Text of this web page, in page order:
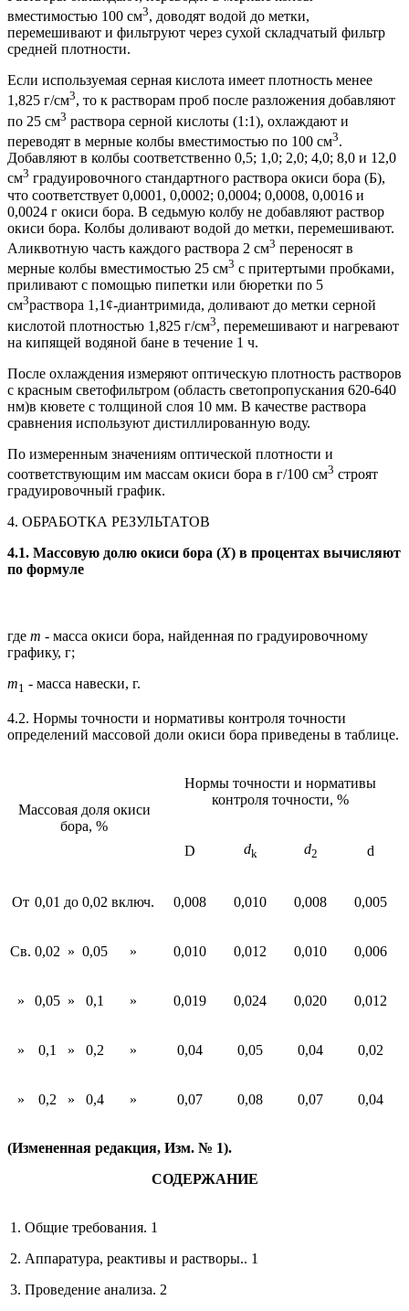
вместимостью 100 см3, доводят водой до метки,
перемешивают и фильтруют через сухой складчатый фильтр
средней плотности.
Если используемая серная кислота имеет плотность менее
1,825 г/см3, то к растворам проб после разложения добавляют
по 25 см3 раствора серной кислоты (1:1), охлаждают и
переводят в мерные колбы вместимостью по 100 см3.
Добавляют в колбы соответственно 0,5; 1,0; 2,0; 4,0; 8,0 и 12,0
см3 градуировочного стандартного раствора окиси бора (Б),
что соответствует 0,0001, 0,0002; 0,0004; 0,0008, 0,0016 и
0,0024 г окиси бора. В седьмую колбу не добавляют раствор
окиси бора. Колбы доливают водой до метки, перемешивают.
Аликвотную часть каждого раствора 2 см3 переносят в
мерные колбы вместимостью 25 см3 с притертыми пробками,
приливают с помощью пипетки или бюретки по 5
см3раствора 1,1¢-диантримида, доливают до метки серной
кислотой плотностью 1,825 г/см3, перемешивают и нагревают
на кипящей водяной бане в течение 1 ч.
После охлаждения измеряют оптическую плотность растворов
с красным светофильтром (область светопропускания 620-640
нм)в кювете с толщиной слоя 10 мм. В качестве раствора
сравнения используют дистиллированную воду.
По измеренным значениям оптической плотности и
соответствующим им массам окиси бора в г/100 см3 строят
градуировочный график.
4. ОБРАБОТКА РЕЗУЛЬТАТОВ
4.1. Массовую долю окиси бора (X) в процентах вычисляют
по формуле
где т - масса окиси бора, найденная по градуировочному
графику, г;
т1 - масса навески, г.
4.2. Нормы точности и нормативы контроля точности
определений массовой доли окиси бора приведены в таблице.
Массовая доля окиси
бора, %
Нормы точности и нормативы
контроля точности, %
D dk d2 d
От 0,01 до 0,02 включ. 0,008 0,010 0,008 0,005
Св. 0,02 » 0,05 » 0,010 0,012 0,010 0,006
» 0,05 » 0,1 » 0,019 0,024 0,020 0,012
» 0,1 » 0,2 » 0,04 0,05 0,04 0,02
» 0,2 » 0,4 » 0,07 0,08 0,07 0,04
(Измененная редакция, Изм. № 1).
СОДЕРЖАНИЕ
1. Общие требования. 1
2. Аппаратура, реактивы и растворы.. 1
3. Проведение анализа. 2